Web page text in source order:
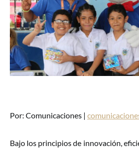
Por: Comunicaciones |
Bajo los principios de innovación,